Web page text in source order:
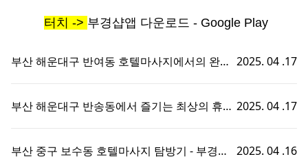
터치 -> 부경샵앱 다운로드 - Google Play
부산 해운대구 반여동 호텔마사지에서의 완벽 2025. 04 .17
부산 해운대구 반송동에서 즐기는 최상의 휴식, 2025. 04 .17
부산 중구 보수동 호텔마사지 탐방기 - 부경샵
2025. 04 .16